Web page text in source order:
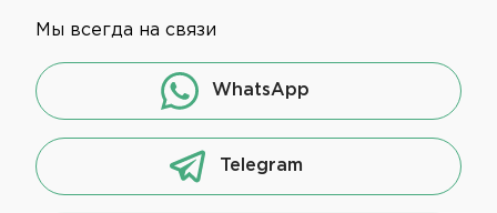
Мы всегда на связи
WhatsApp
Telegram